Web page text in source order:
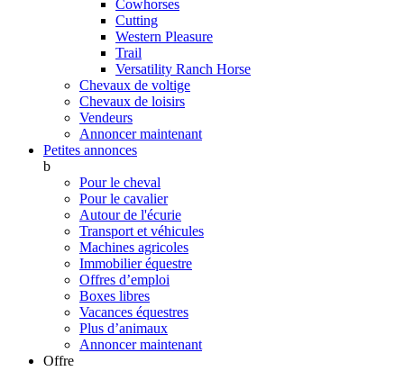
Cowhorses
Cutting
Western Pleasure
Trail
Versatility Ranch Horse
Chevaux de voltige
Chevaux de loisirs
Vendeurs
Annoncer maintenant
Petites annonces
b
Pour le cheval
Pour le cavalier
Autour de l'écurie
Transport et véhicules
Machines agricoles
Immobilier équestre
Offres d’emploi
Boxes libres
Vacances équestres
Plus d’animaux
Annoncer maintenant
Offre